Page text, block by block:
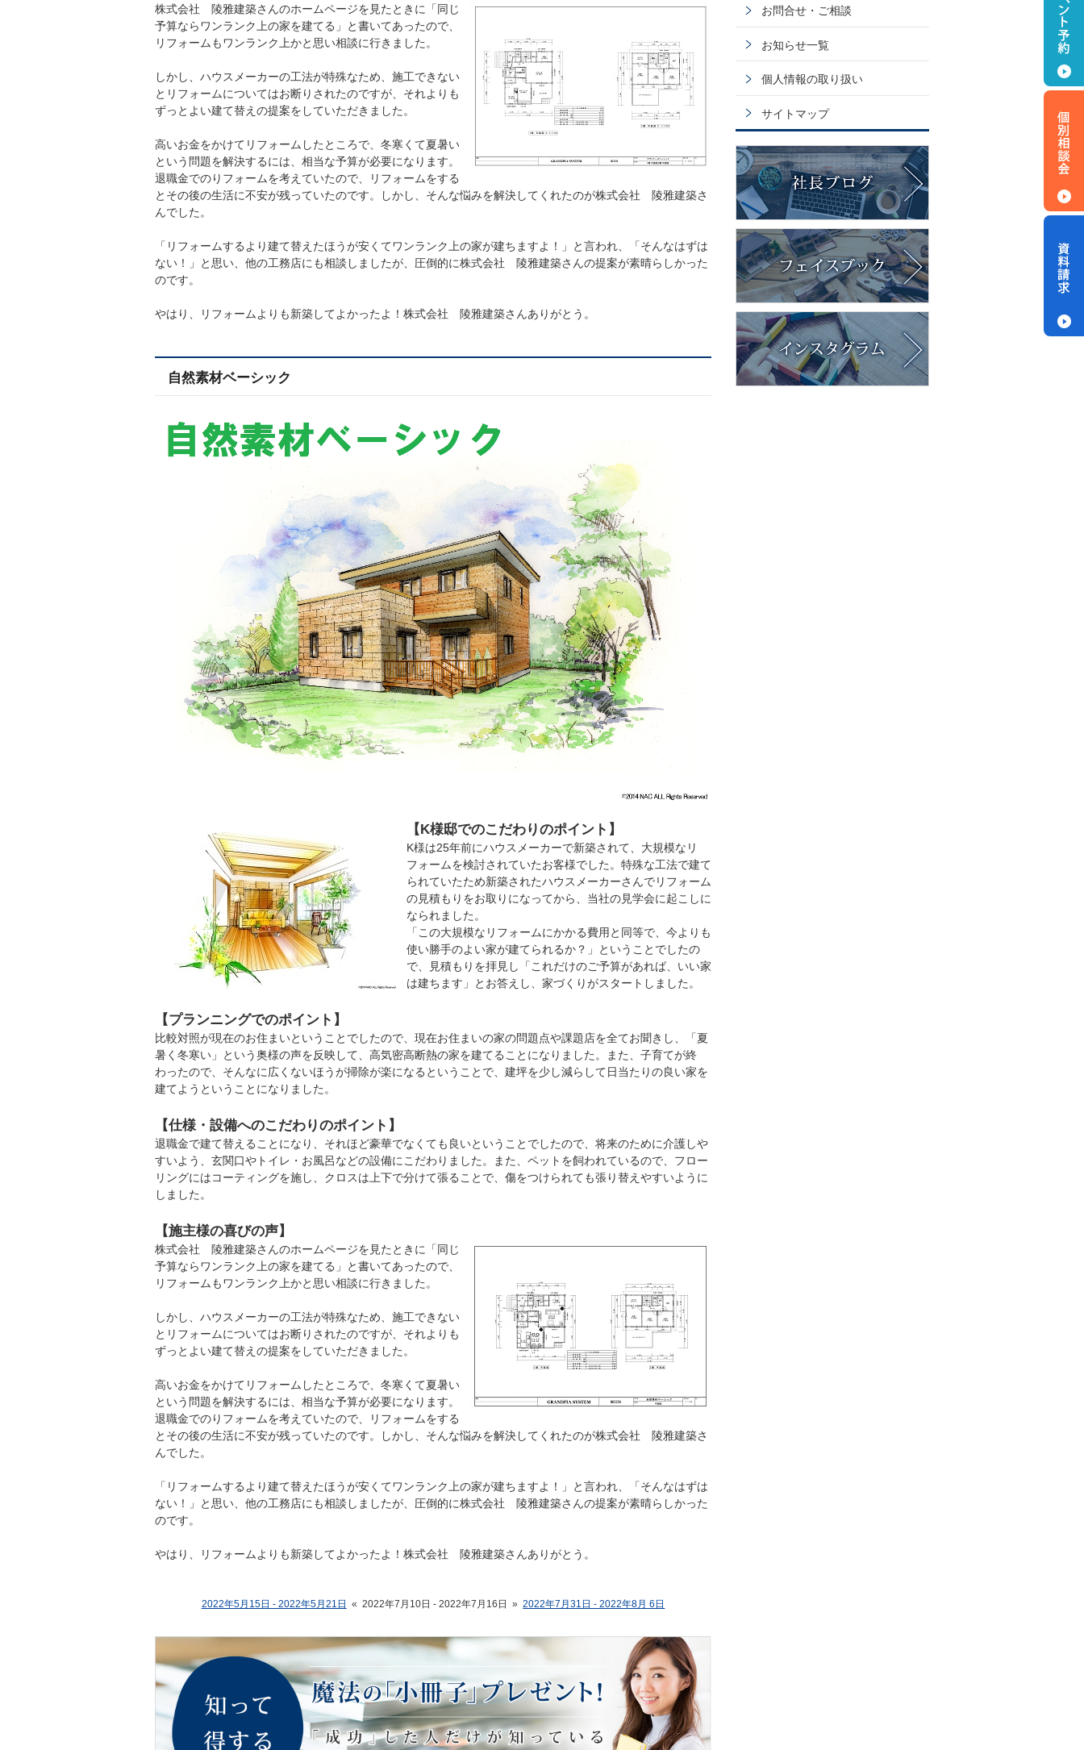
株式会社 陵雅建築さんのホームページを見たときに「同じ
予算ならワンランク上の家を建てる」と書いてあったので、
リフォームもワンランク上かと思い相談に行きました。
しかし、ハウスメーカーの工法が特殊なため、施工できない
とリフォームについてはお断りされたのですが、それよりも
ずっとよい建て替えの提案をしていただきました。
高いお金をかけてリフォームしたところで、冬寒くて夏暑い
という問題を解決するには、相当な予算が必要になります。
退職金でのりフォームを考えていたので、リフォームをする
とその後の生活に不安が残っていたのです。しかし、そんな悩みを解決してくれたのが株式会社 陵雅建築さ
んでした。
「リフォームするより建て替えたほうが安くてワンランク上の家が建ちますよ！」と言われ、「そんなはずは
ない！」と思い、他の工務店にも相談しましたが、圧倒的に株式会社 陵雅建築さんの提案が素晴らしかった
のです。
やはり、リフォームよりも新築してよかったよ！株式会社 陵雅建築さんありがとう。
自然素材ベーシック
【K様邸でのこだわりのポイント】
K様は25年前にハウスメーカーで新築されて、大規模なリ
フォームを検討されていたお客様でした。特殊な工法で建て
られていたため新築されたハウスメーカーさんでリフォーム
の見積もりをお取りになってから、当社の見学会に起こしに
なられました。
「この大規模なリフォームにかかる費用と同等で、今よりも
使い勝手のよい家が建てられるか？」ということでしたの
で、見積もりを拝見し「これだけのご予算があれば、いい家
は建ちます」とお答えし、家づくりがスタートしました。
【プランニングでのポイント】
比較対照が現在のお住まいということでしたので、現在お住まいの家の問題点や課題店を全てお聞きし、「夏
暑く冬寒い」という奥様の声を反映して、高気密高断熱の家を建てることになりました。また、子育てが終
わったので、そんなに広くないほうが掃除が楽になるということで、建坪を少し減らして日当たりの良い家を
建てようということになりました。
【仕様・設備へのこだわりのポイント】
退職金で建て替えることになり、それほど豪華でなくても良いということでしたので、将来のために介護しや
すいよう、玄関口やトイレ・お風呂などの設備にこだわりました。また、ペットを飼われているので、フロー
リングにはコーティングを施し、クロスは上下で分けて張ることで、傷をつけられても張り替えやすいように
しました。
【施主様の喜びの声】
株式会社 陵雅建築さんのホームページを見たときに「同じ
予算ならワンランク上の家を建てる」と書いてあったので、
リフォームもワンランク上かと思い相談に行きました。
しかし、ハウスメーカーの工法が特殊なため、施工できない
とリフォームについてはお断りされたのですが、それよりも
ずっとよい建て替えの提案をしていただきました。
高いお金をかけてリフォームしたところで、冬寒くて夏暑い
という問題を解決するには、相当な予算が必要になります。
退職金でのりフォームを考えていたので、リフォームをする
とその後の生活に不安が残っていたのです。しかし、そんな悩みを解決してくれたのが株式会社 陵雅建築さ
んでした。
「リフォームするより建て替えたほうが安くてワンランク上の家が建ちますよ！」と言われ、「そんなはずは
ない！」と思い、他の工務店にも相談しましたが、圧倒的に株式会社 陵雅建築さんの提案が素晴らしかった
のです。
やはり、リフォームよりも新築してよかったよ！株式会社 陵雅建築さんありがとう。
2022年5月15日 - 2022年5月21日 « 2022年7月10日 - 2022年7月16日 » 2022年7月31日 - 2022年8月 6日
お問合せ・ご相談
お知らせ一覧
個人情報の取り扱い
サイトマップ